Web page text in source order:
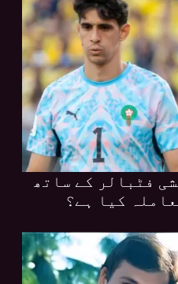
فٹبالر کے ساتھ
کیا ہے؟